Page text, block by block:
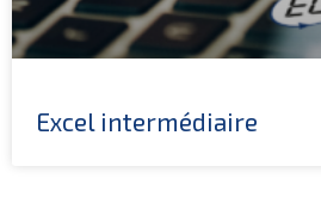
Excel intermédiaire